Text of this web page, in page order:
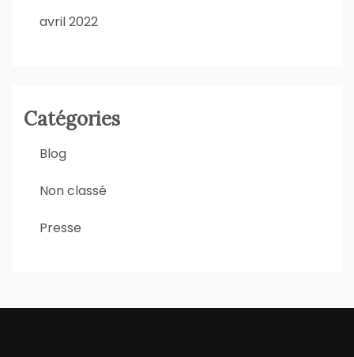
avril 2022
Catégories
Blog
Non classé
Presse